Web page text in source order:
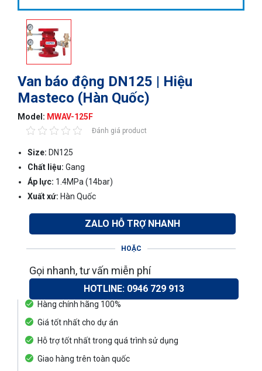
Van báo động DN125 | Hiệu
Masteco (Hàn Quốc)
Model: MWAV-125F
Đánh giá product
Size: DN125
Chất liệu: Gang
Áp lực: 1.4MPa (14bar)
Xuất xứ: Hàn Quốc
ZALO HỖ TRỢ NHANH
HOẶC
Gọi nhanh, tư vấn miễn phí
HOTLINE: 0946 729 913
Hàng chính hãng 100%
Giá tốt nhất cho dự án
Hỗ trợ tốt nhất trong quá trình sử dụng
Giao hàng trên toàn quốc